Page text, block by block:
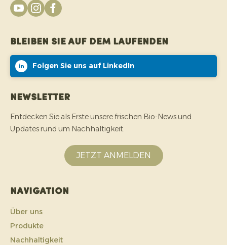
Bleiben Sie auf dem Laufenden
Folgen Sie uns auf LinkedIn
Newsletter
Entdecken Sie als Erste unsere frischen Bio-News und
Updates rund um Nachhaltigkeit.
JETZT ANMELDEN
Navigation
Über uns
Produkte
Nachhaltigkeit